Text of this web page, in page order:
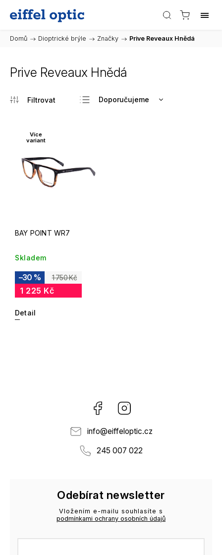
Domů / Dioptrické brýle / Značky / Prive Reveaux Hnědá
Prive Reveaux Hnědá
Doporučujeme
Více
variant
BAY POINT WR7
Skladem
1 750 Kč
–30 %
1 225 Kč
Detail
Facebook
info@eiffeloptic.cz
245 007 022
Odebírat newsletter
Vložením e-mailu souhlasíte s
podmínkami ochrany osobních údajů